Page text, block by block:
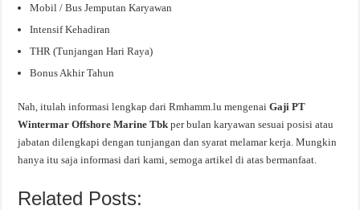
Mobil / Bus Jemputan Karyawan
Intensif Kehadiran
THR (Tunjangan Hari Raya)
Bonus Akhir Tahun
Nah, itulah informasi lengkap dari Rmhamm.lu mengenaiGaji PT
Wintermar Offshore Marine Tbkper bulan karyawan sesuai posisi atau
jabatan dilengkapi dengan tunjangan dan syarat melamar kerja. Mungkin
hanya itu saja informasi dari kami, semoga artikel di atas bermanfaat.
Related Posts: